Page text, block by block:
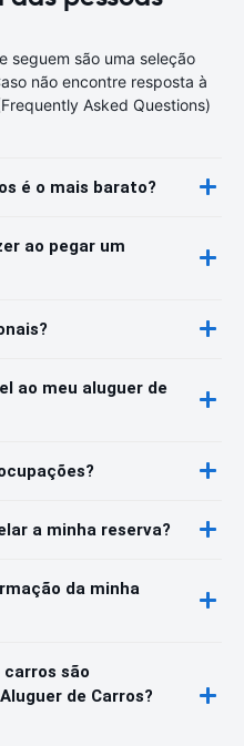
seguem são uma seleção
não encontre resposta à
Asked Questions)
é o mais barato?
ao pegar um
ao meu aluguer de
a minha reserva?
da minha
carros são
de Carros?